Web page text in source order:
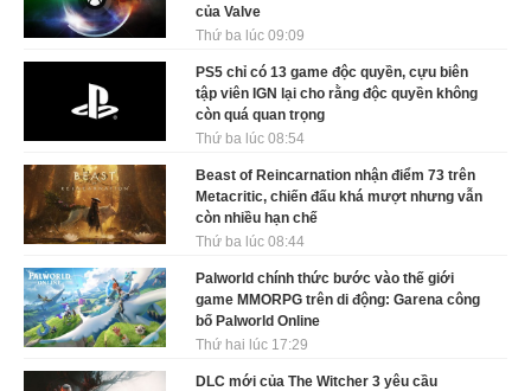
của Valve
Thứ ba lúc 09:09
PS5 chỉ có 13 game độc quyền, cựu biên
tập viên IGN lại cho rằng độc quyền không
còn quá quan trọng
Thứ ba lúc 08:54
Beast of Reincarnation nhận điểm 73 trên
Metacritic, chiến đấu khá mượt nhưng vẫn
còn nhiều hạn chế
Thứ ba lúc 08:44
Palworld chính thức bước vào thế giới
game MMORPG trên di động: Garena công
bố Palworld Online
Thứ hai lúc 17:29
DLC mới của The Witcher 3 yêu cầu